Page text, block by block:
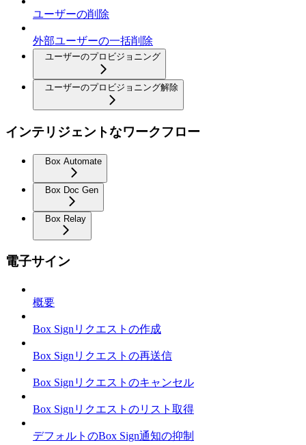
ユーザーの削除
外部ユーザーの一括削除
ユーザーのプロビジョニング
ユーザーのプロビジョニング解除
インテリジェントなワークフロー
Box Automate
Box Doc Gen
Box Relay
電子サイン
概要
Box Signリクエストの作成
Box Signリクエストの再送信
Box Signリクエストのキャンセル
Box Signリクエストのリスト取得
デフォルトのBox Sign通知の抑制